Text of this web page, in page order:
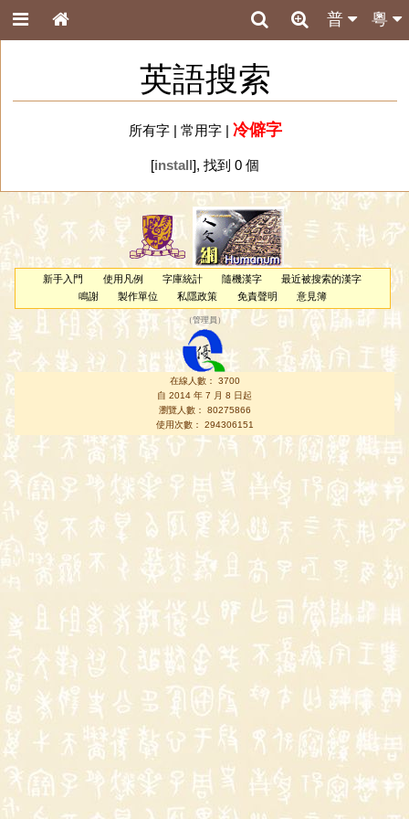
粵
普
英語搜索
所有字| 常用字| 冷僻字
[install], 找到 0 個
新手入門 使用凡例 字庫統計 隨機漢字
最近被搜索的漢字
鳴謝
製作單位 私隱政策 免責聲明 意見簿
（管理員 ）
在線人數： 3700
自 2014 年 7 月 8 日起
瀏覽人數： 80275866
使用次數： 294306151